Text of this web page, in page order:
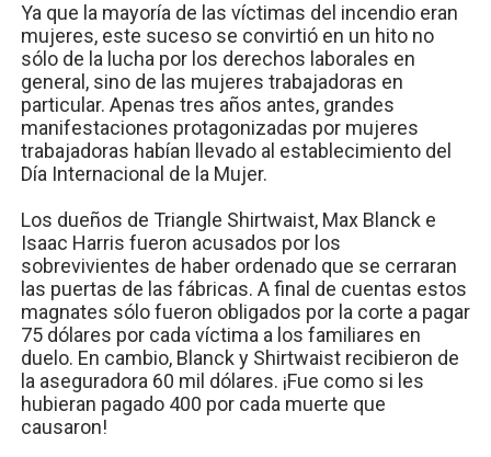
Ya que la mayoría de las víctimas del incendio eran
mujeres, este suceso se convirtió en un hito no
sólo de la lucha por los derechos laborales en
general, sino de las mujeres trabajadoras en
particular. Apenas tres años antes, grandes
manifestaciones protagonizadas por mujeres
trabajadoras habían llevado al establecimiento del
Día Internacional de la Mujer.
Los dueños de Triangle Shirtwaist, Max Blanck e
Isaac Harris fueron acusados por los
sobrevivientes de haber ordenado que se cerraran
las puertas de las fábricas. A final de cuentas estos
magnates sólo fueron obligados por la corte a pagar
75 dólares por cada víctima a los familiares en
duelo. En cambio, Blanck y Shirtwaist recibieron de
la aseguradora 60 mil dólares. ¡Fue como si les
hubieran pagado 400 por cada muerte que
causaron!